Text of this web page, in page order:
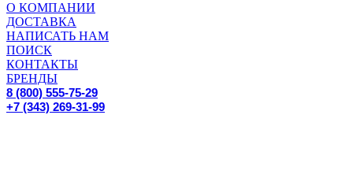
О КОМПАНИИ
ДОСТАВКА
НАПИСАТЬ НАМ
ПОИСК
КОНТАКТЫ
БРЕНДЫ
8 (800) 555-75-29
+7 (343) 269-31-99